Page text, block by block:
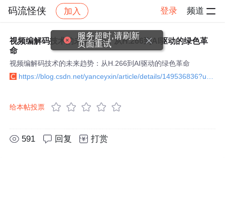
码流怪侠 加入 登录 频道
社区 码流怪侠 视频编解码 帖子详情
视频编解码技术的未来趋势：从H.266到AI驱动的绿色革
命
视频编解码技术的未来趋势：从H.266到AI驱动的绿色革命
给本帖投票
591 回复 打赏
服务超时,请刷新
页面重试